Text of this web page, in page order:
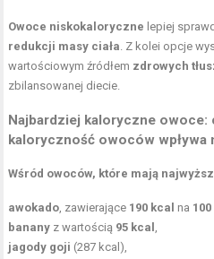
Owoce niskokaloryczne lepiej
redukcji masy ciała. Z kolei opcje
wartościowym źródłem zdrowych
zbilansowanej diecie.
Najbardziej kaloryczne owoce:
kaloryczność owoców wpływa
Wśród owoców, które mają
awokado, zawierające 190 kcal na 100
banany z wartością 95 kcal ,
jagody goji (287 kcal),